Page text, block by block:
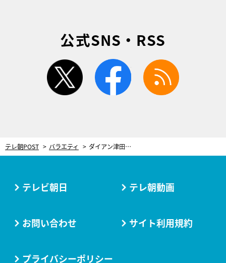
公式SNS・RSS
twitter facebook
テレ朝POST バラエティ ダイアン津田、不倫したい女性タレントを実名告白！「背の高い女性が好き」
テレビ朝日 テレ朝動画
お問い合わせ サイト利用規約
プライバシーポリシー